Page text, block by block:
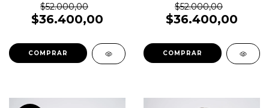
$52.000,00
$36.400,00
COMPRAR
$52.000,00
$36.400,00
COMPRAR